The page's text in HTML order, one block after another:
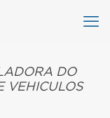
DO
VEHICULOS